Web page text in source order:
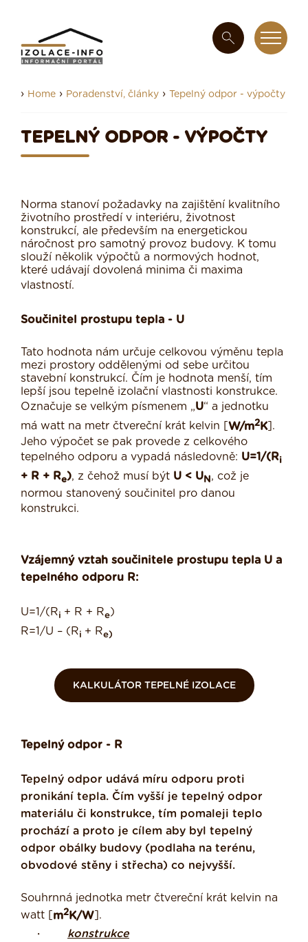
› Home › Poradenství, články › Tepelný odpor - výpočty
TEPELNÝ ODPOR - VÝPOČTY
Norma stanoví požadavky na zajištění kvalitního
životního prostředí v interiéru, životnost
konstrukcí, ale především na energetickou
náročnost pro samotný provoz budovy. K tomu
slouží několik výpočtů a normových hodnot,
které udávají dovolená minima či maxima
vlastností.
Součinitel prostupu tepla - U
Tato hodnota nám určuje celkovou výměnu tepla
mezi prostory oddělenými od sebe určitou
stavební konstrukcí. Čím je hodnota menší, tím
lepší jsou tepelně izolační vlastnosti konstrukce.
Označuje se velkým písmenem „U“ a jednotku
má watt na metr čtvereční krát kelvin [ W/m2 K].
Jeho výpočet se pak provede z celkového
tepelného odporu a vypadá následovně: U=1/(Ri
+ R + Re), z čehož musí být U < UN, což je
normou stanovený součinitel pro danou
konstrukci.
Vzájemný vztah součinitele prostupu tepla U a
tepelného odporu R:
U=1/(Ri + R + Re)
R=1/U – (Ri + Re)
KALKULÁTOR TEPELNÉ IZOLACE
Tepelný odpor - R
Tepelný odpor udává míru odporu proti
pronikání tepla. Čím vyšší je tepelný odpor
materiálu či konstrukce, tím pomaleji teplo
prochází a proto je cílem aby byl tepelný
odpor obálky budovy (podlaha na terénu,
obvodové stěny i střecha) co nejvyšší.
Souhrnná jednotka metr čtvereční krát kelvin na
watt [ m2 K/W ].
· konstrukce